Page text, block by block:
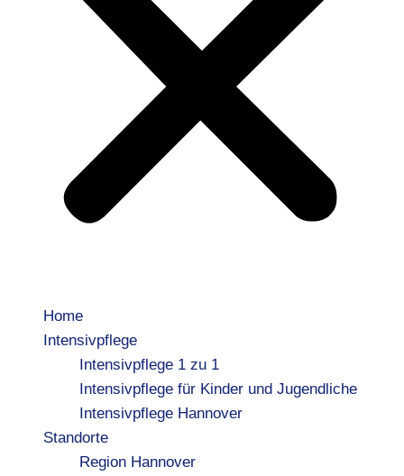
Home
Intensivpflege
Intensivpflege 1 zu 1
Intensivpflege für Kinder und Jugendliche
Intensivpflege Hannover
Standorte
Region Hannover